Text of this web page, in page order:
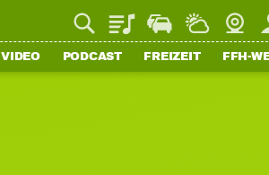
PlaylistStaupilotWetter
VIDEO PODCAST FREIZEIT FFH-